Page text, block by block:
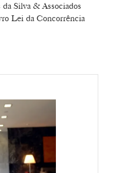
Silva & Associados
Lei da Concorrência